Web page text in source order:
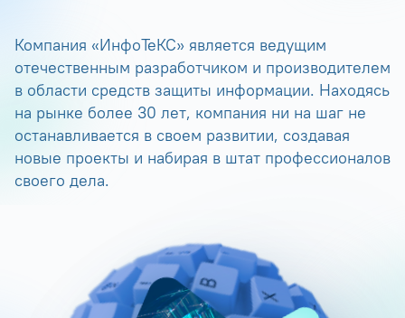
Компания «ИнфоТеКС» является ведущим
отечественным разработчиком и производителем
в области средств защиты информации. Находясь
на рынке более 30 лет, компания ни на шаг не
останавливается в своем развитии, создавая
новые проекты и набирая в штат профессионалов
своего дела.